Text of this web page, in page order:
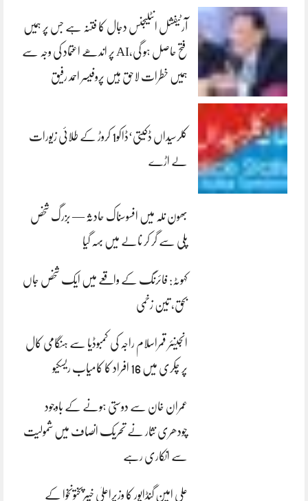
آرٹیفشل انٹلیجنس دجال کا فتنہ ہے جس پر ہمیں
فتح حاصل ہو گی،AI پر اندھے اعتماد کی وجہ سے
ہمیں خطرات لاحق ہیں پروفیسر احمد رفیق
کلرسیداں ڈکیتی‘ڈاکو1 کروڑ کے طلائی زیورات
لے اڑے
بھون نلہ میں افسوسناک حادثہ — بزرگ شخص
پلی سے گر کر نالے میں بہہ گیا
کہوٹہ: فائرنگ کے واقعے میں ایک شخص جاں
بحق، تین زخمی
انجینئر قمراسلام راجہ کی کمبوڈیا سے ہنگامی کال
پر چکری میں 16 افراد کا کامیاب ریسکیو
عمران خان سے دوستی ہونے کے باوجود
چودھری نثار نے تحریک انصاف میں شمولیت
سے انکاری رہے
علی امین گنڈاپور کا وزیراعلیٰ خیبرپختونخوا کے